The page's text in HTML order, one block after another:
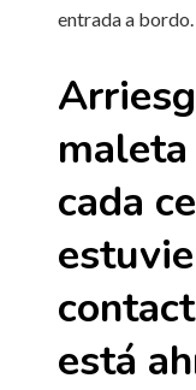
entrada a bordo.
cada
está